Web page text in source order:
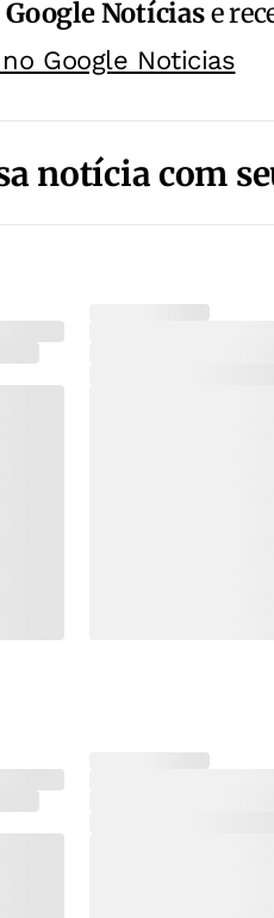
Google Notíciase
no Google Noticias
notícia com